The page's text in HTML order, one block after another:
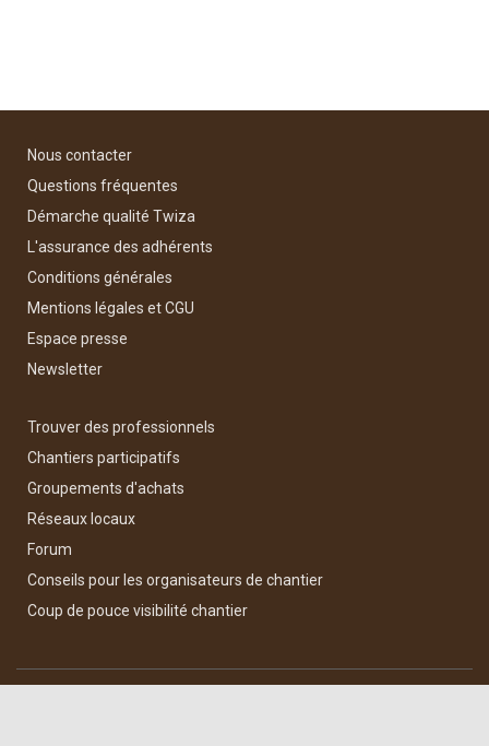
Nous contacter
Questions fréquentes
Démarche qualité Twiza
L'assurance des adhérents
Conditions générales
Mentions légales et CGU
Espace presse
Newsletter
Trouver des professionnels
Chantiers participatifs
Groupements d'achats
Réseaux locaux
Forum
Conseils pour les organisateurs de chantier
Coup de pouce visibilité chantier